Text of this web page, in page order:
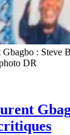
Gbagbo : Steve
DR